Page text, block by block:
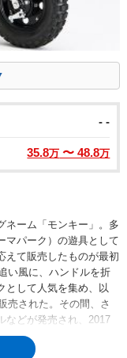
- -
35.8万 〜 48.8万
ネーム「モンキー」。多
マパーク）の遊具として
えて販売したものが最初
い風に、ハンドルを折
として人気を集め、以
売された。その間、さ
などが発売され、2017
ル」として、メッキカラ
質上の後継モデルとな